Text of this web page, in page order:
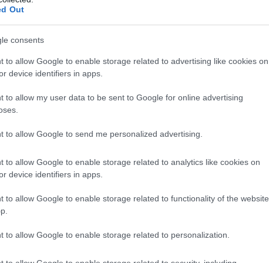
Out
consents
to allow Google to enable storage related to advertising like cookies on
device identifiers in apps.
to allow my user data to be sent to Google for online advertising
to allow Google to send me personalized advertising.
to allow Google to enable storage related to analytics like cookies on
device identifiers in apps.
to allow Google to enable storage related to functionality of the website
to allow Google to enable storage related to personalization.
Ilyen gyakran kellene
takarítanod a
hűtőszekrényt a
a kakukkfű, a kapor, a babérlevél, a
és a zsálya is.
fahéj, a chilipor, az őrölt kurkuma, a
és bors is.
tárolás esetén akár négy évig is
és chilipaprika is.